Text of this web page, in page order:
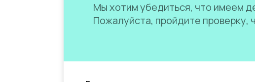
Мы хотим убедиться, что имеем
Пожалуйста, пройдите проверку,